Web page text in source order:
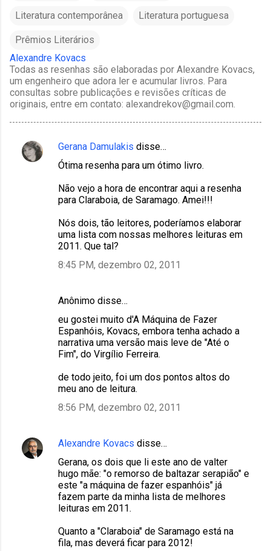
Literatura contemporânea Literatura portuguesa
Prêmios Literários
Alexandre Kovacs
Todas as resenhas são elaboradas por Alexandre Kovacs,
um engenheiro que adora ler e acumular livros. Para
consultas sobre publicações e revisões críticas de
originais, entre em contato: alexandrekov@gmail.com.
C
Gerana Damulakis disse…
Ótima resenha para um ótimo livro.
Não vejo a hora de encontrar aqui a resenha
para Claraboia, de Saramago. Amei!!!
Nós dois, tão leitores, poderíamos elaborar
uma lista com nossas melhores leituras em
2011. Que tal?
8:45 PM, dezembro 02, 2011
Anônimo disse…
eu gostei muito d'A Máquina de Fazer
Espanhóis, Kovacs, embora tenha achado a
narrativa uma versão mais leve de "Até o
Fim", do Virgílio Ferreira.
de todo jeito, foi um dos pontos altos do
meu ano de leitura.
8:56 PM, dezembro 02, 2011
Alexandre Kovacs disse…
Gerana, os dois que li este ano de valter
hugo mãe: "o remorso de baltazar serapião" e
este "a máquina de fazer espanhóis" já
fazem parte da minha lista de melhores
leituras em 2011.
Quanto a "Claraboia" de Saramago está na
fila, mas deverá ficar para 2012!